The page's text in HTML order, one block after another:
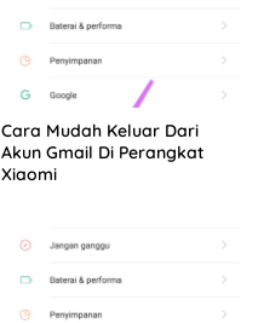
Cara Mudah Keluar Dari
Akun Gmail Di Perangkat
Xiaomi